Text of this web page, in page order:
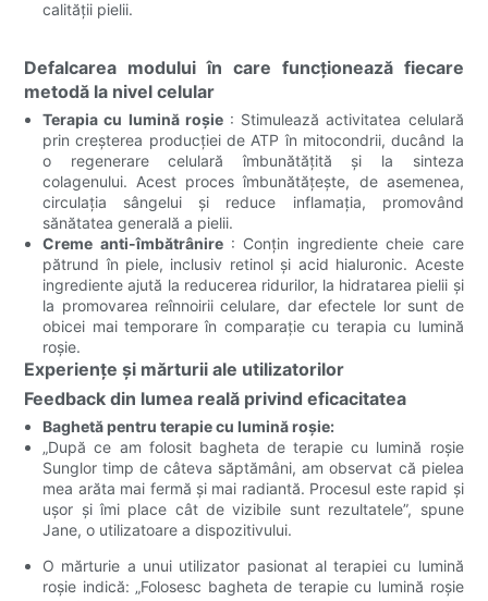
calității pielii.
Defalcarea modului în care funcționează fiecare
metodă la nivel celular
Terapia cu lumină roșie: Stimulează activitatea celulară
prin creșterea producției de ATP în mitocondrii, ducând la
o regenerare celulară îmbunătățită și la sinteza
colagenului. Acest proces îmbunătățește, de asemenea,
circulația sângelui și reduce inflamația, promovând
sănătatea generală a pielii.
Creme anti-îmbătrânire: Conțin ingrediente cheie care
pătrund în piele, inclusiv retinol și acid hialuronic. Aceste
ingrediente ajută la reducerea ridurilor, la hidratarea pielii și
la promovarea reînnoirii celulare, dar efectele lor sunt de
obicei mai temporare în comparație cu terapia cu lumină
roșie.
Experiențe și mărturii ale utilizatorilor
Feedback din lumea reală privind eficacitatea
Baghetă pentru terapie cu lumină roșie:
„După ce am folosit bagheta de terapie cu lumină roșie
Sunglor timp de câteva săptămâni, am observat că pielea
mea arăta mai fermă și mai radiantă. Procesul este rapid și
ușor și îmi place cât de vizibile sunt rezultatele”, spune
Jane, o utilizatoare a dispozitivului.
O mărturie a unui utilizator pasionat al terapiei cu lumină
roșie indică: „Folosesc bagheta de terapie cu lumină roșie